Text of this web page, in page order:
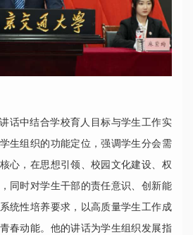
话中结合学校育人目标与学生工作实
生组织的功能定位，强调学生分会需
心，在思想引领、校园文化建设、权
同时对学生干部的责任意识、创新能
统性培养要求，以高质量学生工作成
春动能。他的讲话为学生组织发展指